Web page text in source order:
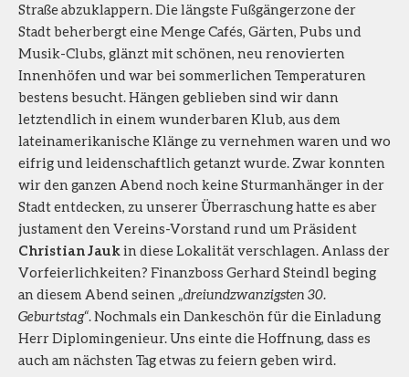
Straße abzuklappern. Die längste Fußgängerzone der
Stadt beherbergt eine Menge Cafés, Gärten, Pubs und
Musik-Clubs, glänzt mit schönen, neu renovierten
Innenhöfen und war bei sommerlichen Temperaturen
bestens besucht. Hängen geblieben sind wir dann
letztendlich in einem wunderbaren Klub, aus dem
lateinamerikanische Klänge zu vernehmen waren und wo
eifrig und leidenschaftlich getanzt wurde. Zwar konnten
wir den ganzen Abend noch keine Sturmanhänger in der
Stadt entdecken, zu unserer Überraschung hatte es aber
justament den Vereins-Vorstand rund um Präsident
Christian Jaukin diese Lokalität verschlagen. Anlass der
Vorfeierlichkeiten? Finanzboss Gerhard Steindl beging
an diesem Abend seinen „dreiundzwanzigsten 30.
Geburtstag“. Nochmals ein Dankeschön für die Einladung
Herr Diplomingenieur. Uns einte die Hoffnung, dass es
auch am nächsten Tag etwas zu feiern geben wird.